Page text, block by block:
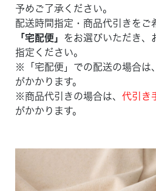
予めご了承ください。
配送時間指定・商品代引きをご
「宅配便」 をお選びいただき、
指定ください。
※「宅配便」での配送の場合は、
がかかります。
※商品代引きの場合は、 代引き
がかかります。